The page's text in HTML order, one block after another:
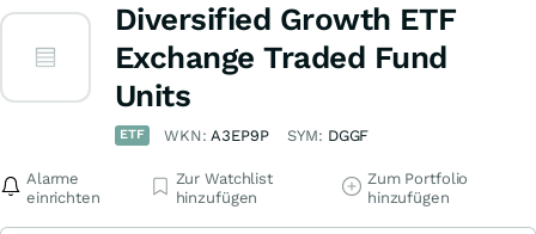
Diversified Growth ETF
Exchange Traded Fund
Units
ETF WKN:A3EP9P SYM: DGGF
Alarme
einrichten
Zur Watchlist
hinzufügen
Zum Portfolio
hinzufügen